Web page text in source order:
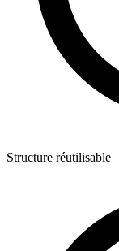
Structure réutilisable